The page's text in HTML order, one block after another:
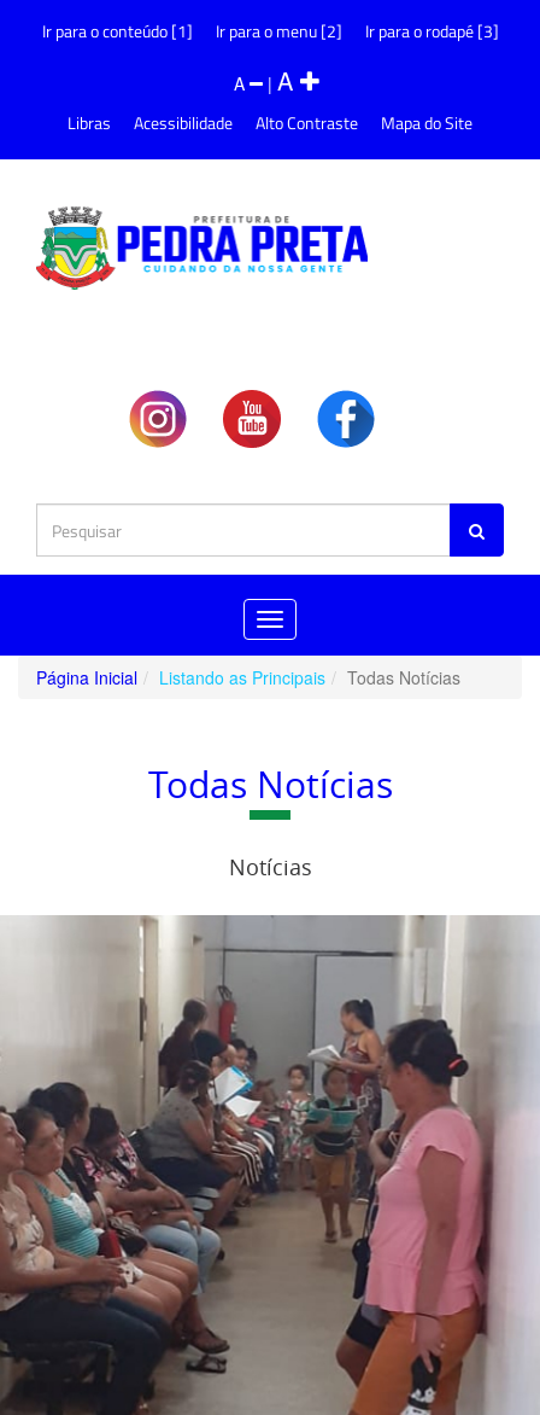
Ir para o conteúdo [1] Ir para o menu [2] Ir para o rodapé [3]
A |A
Libras Acessibilidade Alto Contraste Mapa do Site
Toggle
navigation
Página Inicial
Listando as Principais Todas Notícias
Todas Notícias
Notícias